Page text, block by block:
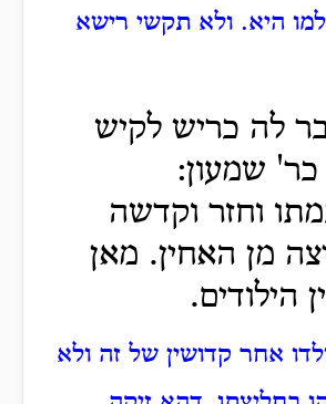
היא. ולא תקשי רישא
לה כריש לקיש
שמעון:
וחזר וקדשה
מן האחין. מאן
הילודים.
אחר קדושין של זה ולא